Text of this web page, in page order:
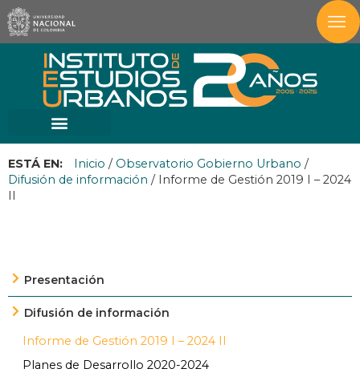
ESTÁ EN: Inicio / Observatorio Gobierno Urbano /
Difusión de información / Informe de Gestión 2019 I – 2024
II
Presentación
Difusión de información
Informe de Gestión 2019 I – 2024 II
Planes de Desarrollo 2020-2024